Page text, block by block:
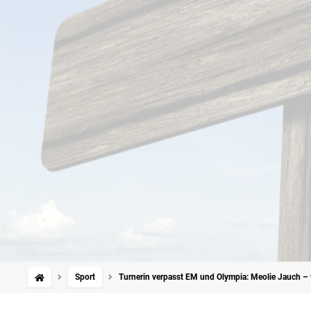
Sport Turnerin verpasst EM und Olympia: Meolie Jauch